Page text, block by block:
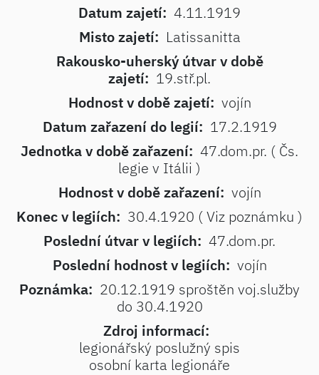
Datum zajetí: 4.11.1919
Misto zajetí: Latissanitta
Rakousko-uherský útvar v době
zajetí: 19.stř.pl.
Hodnost v době zajetí: vojín
Datum zařazení do legií: 17.2.1919
Jednotka v době zařazení: 47.dom.pr. ( Čs.
legie v Itálii )
Hodnost v době zařazení: vojín
Konec v legiích: 30.4.1920 ( Viz poznámku )
Poslední útvar v legiích: 47.dom.pr.
Poslední hodnost v legiích: vojín
Poznámka: 20.12.1919 sproštěn voj.služby
do 30.4.1920
Zdroj informací:
legionářský poslužný spis
osobní karta legionáře